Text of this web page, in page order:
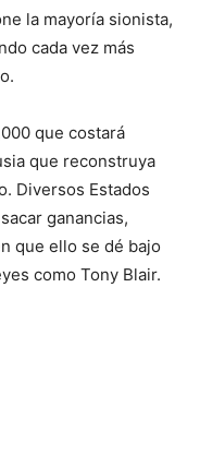
la mayoría sionista,
cada vez más
que costará
que reconstruya
Diversos Estados
ganancias,
que ello se dé bajo
como Tony Blair.